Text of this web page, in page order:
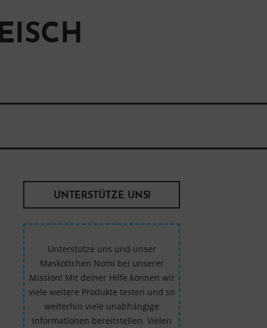
UNTERSTÜTZE UNS!
Unterstütze uns und unser
Maskottchen Nomi bei unserer
Mission! Mit deiner Hilfe können wir
viele weitere Produkte testen und so
weiterhin viele unabhängige
Informationen bereitstellen. Vielen